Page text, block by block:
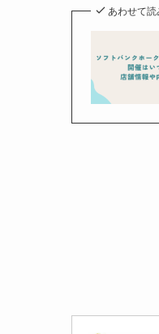
あわせて読